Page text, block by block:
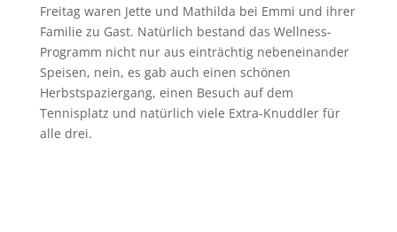
Freitag waren Jette und Mathilda bei Emmi und ihrer
Familie zu Gast. Natürlich bestand das Wellness-
Programm nicht nur aus einträchtig nebeneinander
Speisen, nein, es gab auch einen schönen
Herbstspaziergang, einen Besuch auf dem
Tennisplatz und natürlich viele Extra-Knuddler für
alle drei.